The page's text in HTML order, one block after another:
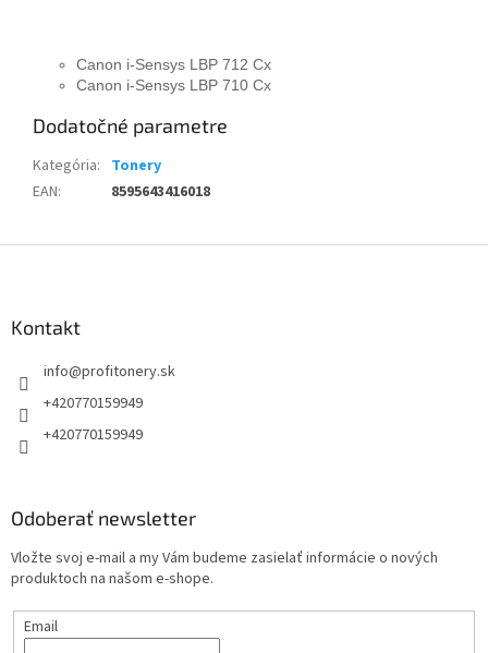
Canon i-Sensys LBP 712 Cx
Canon i-Sensys LBP 710 Cx
Dodatočné parametre
Kategória: Tonery
EAN: 8595643416018
Kontakt
info@profitonery.sk
+420770159949
+420770159949
Odoberať newsletter
Vložte svoj e-mail a my Vám budeme zasielať informácie o nových
produktoch na našom e-shope.
Email